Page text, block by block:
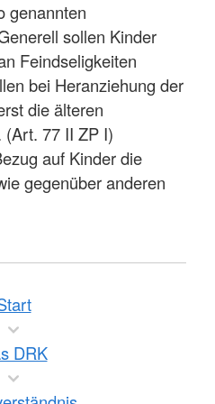
genannten
sollen Kinder
Feindseligkeiten
bei Heranziehung der
die älteren
(Art. 77 II ZP I)
auf Kinder die
gegenüber anderen
DRK